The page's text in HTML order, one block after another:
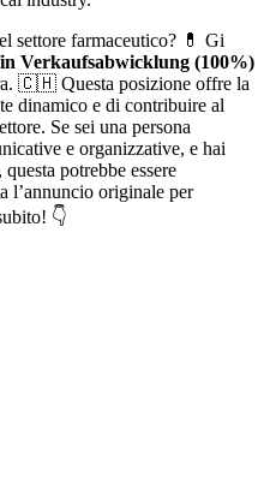
settore farmaceutico? 💊 Gi
Verkaufsabwicklung (100%)
🇨🇭 Questa posizione offre la
dinamico e di contribuire al
Se sei una persona
e organizzative, e hai
potrebbe essere
l’annuncio originale per
👇